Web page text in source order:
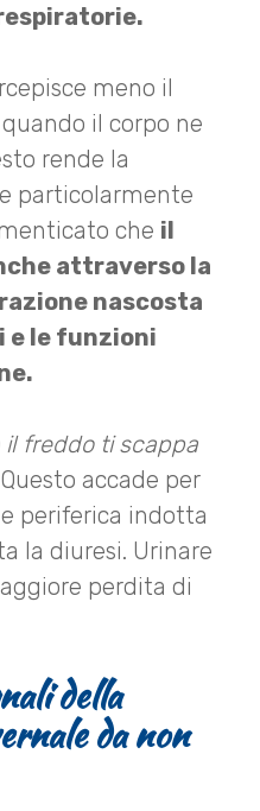
meno il
il corpo ne
rende la
particolarmente
che il
attraverso la
nascosta
e le funzioni
freddo ti scappa
accade per
periferica indotta
la diuresi. Urinare
perdita di
della
da non